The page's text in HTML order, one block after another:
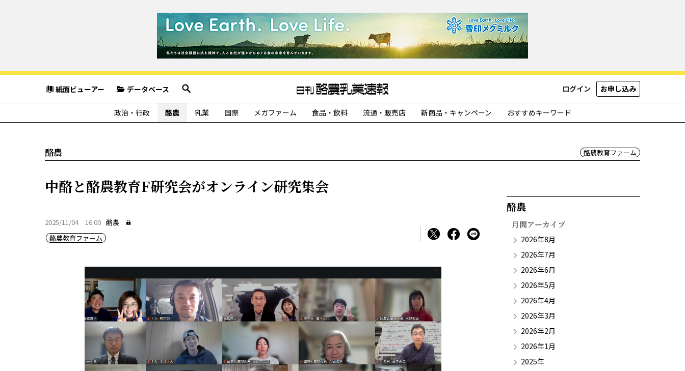
紙面ビューアー データベース ログイン お申し込み
政治・行政 酪農 乳業 国際 メガファーム 食品・飲料 流通・販売店 新商品・キャンペーン おすすめキーワード
酪農 酪農教育ファーム
中酪と酪農教育F研究会がオンライン研究集会
2025/11/04 16:00 酪農
酪農教育ファーム
酪農​
月間アーカイブ
2026年8月
2026年7月
2026年6月
2026年5月
2026年4月
2026年3月
2026年2月
2026年1月
2025年